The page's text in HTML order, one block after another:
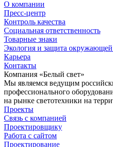
О компании
Пресс-центр
Контроль качества
Социальная ответственность
Товарные знаки
Экология и защита
Карьера
Контакты
Компания «Белый свет»
Мы являемся ведущим
профессионального
на рынке светотехники на
Проекты
Связь с компанией
Проектировщику
Работа с сайтом
Проектирование